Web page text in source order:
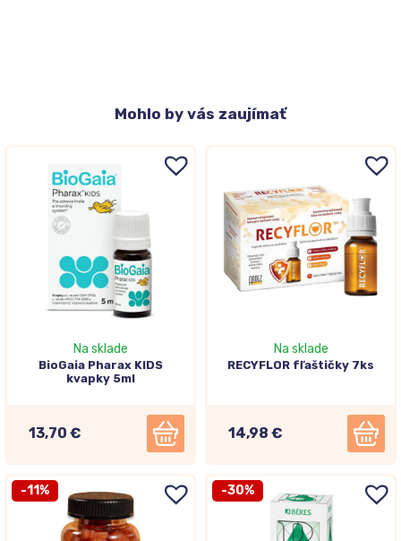
Mohlo by vás zaujímať
Na sklade
BioGaia Pharax KIDS
kvapky 5ml
13,70 €
Na sklade
RECYFLOR fľaštičky 7ks
14,98 €
-11% -30%